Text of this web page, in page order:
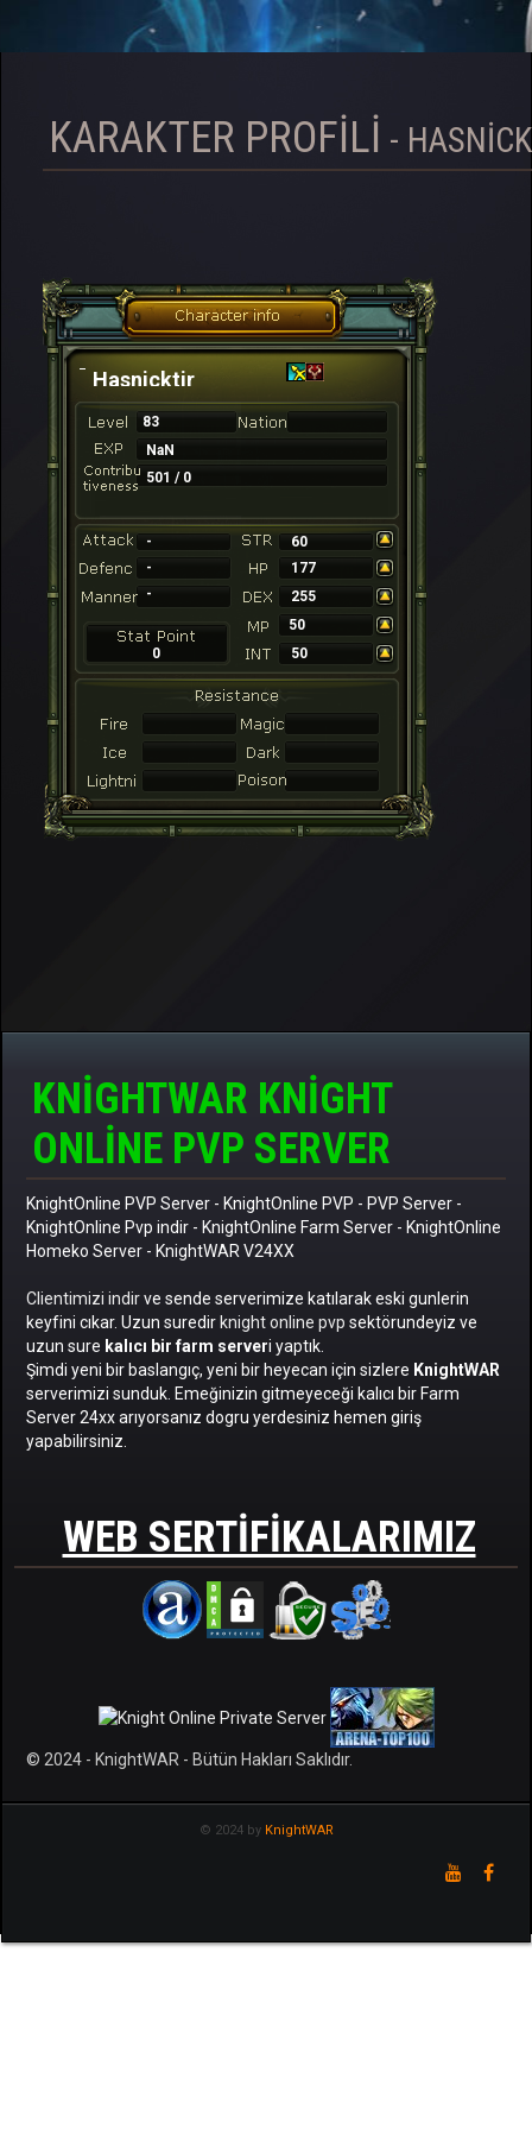
KARAKTER PROFILI -
Hasnicktir
83
NaN
501 / 0
-
60
-
177
-
255
50
0
50
KNIGHTWAR KNIGHT
ONLINE PVP SERVER
KnightOnline PVP Server - KnightOnline PVP - PVP Server -
KnightOnline Pvp indir - KnightOnline Farm Server - KnightOnline
Homeko Server - KnightWAR V24XX
Clientimizi indirve sende serverimize katılarak eski gunlerin
keyfini cıkar. Uzun suredir knight online pvp sektörundeyiz ve
uzun sure kalıcı bir farm serveri yaptık.
Şimdi yeni bir baslangıç, yeni bir heyecan için sizlere KnightWAR
serverimizi sunduk. Emeğinizin gitmeyeceği kalıcı bir Farm
Server 24xx arıyorsanız dogru yerdesiniz hemen giriş
yapabilirsiniz.
WEB SERTIFIKALARIMIZ
© 2024 - KnightWAR - Bütün Hakları Saklıdır.
© 2024 by KnightWAR